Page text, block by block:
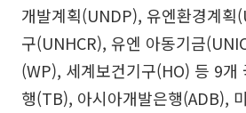
개발계획(UNDP), 유엔환경계획
구(UNHCR), 유엔 아동기금
(WP), 세계보건기구(HO) 등 9개
행(TB), 아시아개발은행(ADB),